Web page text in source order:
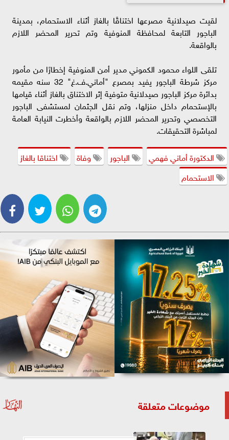
لقيت صيدلانية مصرعها اختناقًا بالغاز أثناء الاستحمام، بمدينة
الباجور التابعة لمحافظة المنوفية وتم تحرير المحضر اللازم
بالواقعة.
تلقى اللواء محمود الكموني مدير أمن المنوفية إخطارًا من مأمور
مركز شرطة الباجور يفيد بمصرع "أماني.ف.غ" 32 سنه مقيمه
بدائرة مركز الباجور صيدلانية متوفية إثر الاختناق بالغاز أثناء قيامها
بالإستحمام داخل منزلها، وتم نقل الجثمان لمستشفى الباجور
التخصصي وتحرير المحضر اللازم بالواقعة وأخطرت النيابة العامة
لمباشرة التحقيقات.
الدكتورة أماني فهمي
الباجور وفاة
اختناقا بالغاز
الاستحمام
موضوعات متعلقة